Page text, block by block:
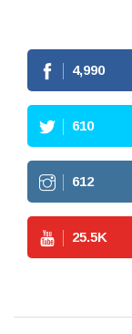
4,990
610
612
25.5K